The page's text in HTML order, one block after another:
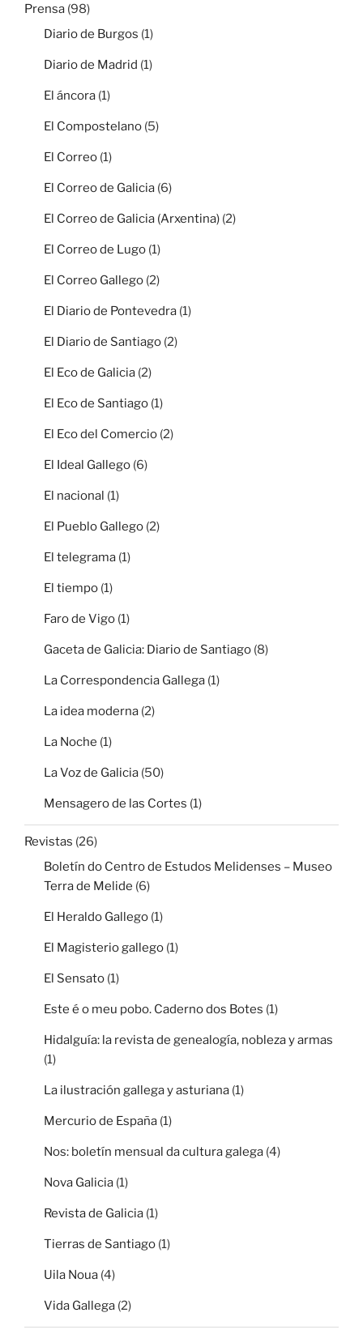
Prensa (98)
Diario de Burgos (1)
Diario de Madrid (1)
El áncora (1)
El Compostelano (5)
El Correo (1)
El Correo de Galicia (6)
El Correo de Galicia (Arxentina) (2)
El Correo de Lugo (1)
El Correo Gallego (2)
El Diario de Pontevedra (1)
El Diario de Santiago (2)
El Eco de Galicia (2)
El Eco de Santiago (1)
El Eco del Comercio (2)
El Ideal Gallego (6)
El nacional (1)
El Pueblo Gallego (2)
El telegrama (1)
El tiempo (1)
Faro de Vigo (1)
Gaceta de Galicia: Diario de Santiago (8)
La Correspondencia Gallega (1)
La idea moderna (2)
La Noche (1)
La Voz de Galicia (50)
Mensagero de las Cortes (1)
Revistas (26)
Boletín do Centro de Estudos Melidenses – Museo
Terra de Melide (6)
El Heraldo Gallego (1)
El Magisterio gallego (1)
El Sensato (1)
Este é o meu pobo. Caderno dos Botes (1)
Hidalguía: la revista de genealogía, nobleza y armas
(1)
La ilustración gallega y asturiana (1)
Mercurio de España (1)
Nos: boletín mensual da cultura galega (4)
Nova Galicia (1)
Revista de Galicia (1)
Tierras de Santiago (1)
Uila Noua (4)
Vida Gallega (2)